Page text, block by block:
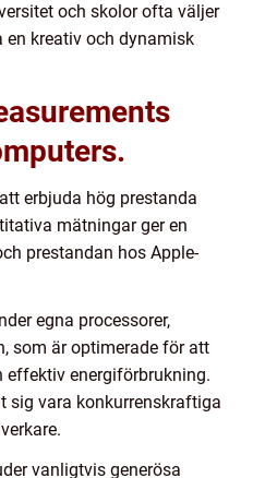
och skolor ofta väljer
kreativ och dynamisk
erbjuda hög prestanda
mätningar ger en
prestandan hos Apple-
egna processorer,
som är optimerade för att
effektiv energiförbrukning.
sig vara konkurrenskraftiga
vanligtvis generösa